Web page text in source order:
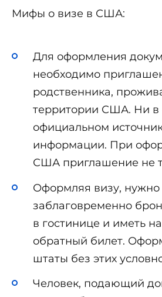
Мифы о визе в США:
Для оформления
необходимо
родственника,
территории США. Ни в
официальном
информации. При
США приглашение не
Оформляя визу, нужно
заблаговременно
в гостинице и иметь
обратный билет.
штаты без этих
Человек, подающий